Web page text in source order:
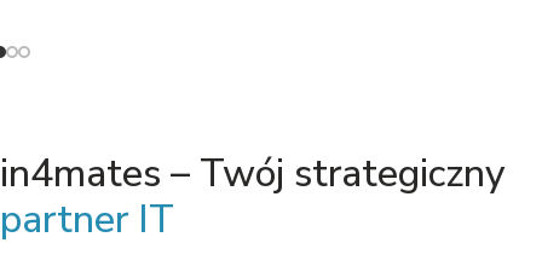
in4mates – Twój strategiczny
partner IT